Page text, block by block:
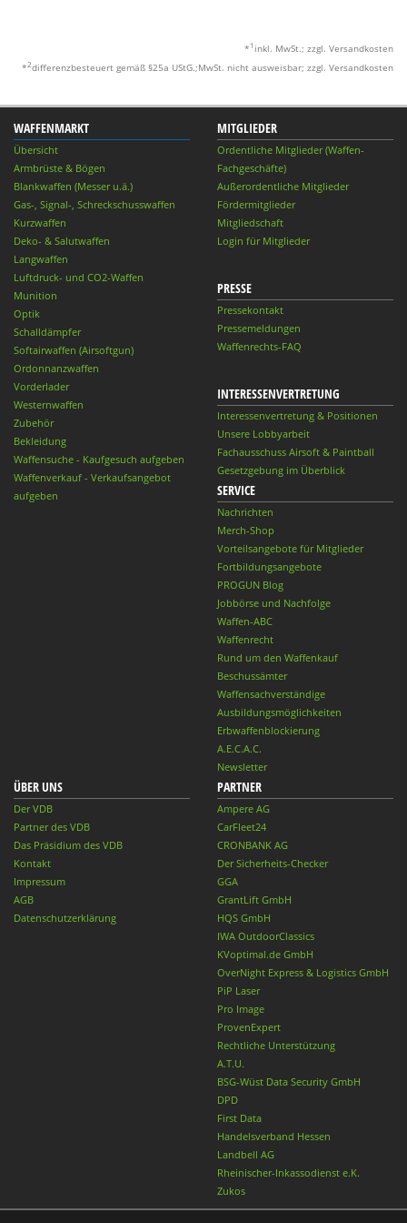
* 1 inkl. MwSt.; zzgl. Versandkosten
*2differenzbesteuert gemäß §25a UStG.;MwSt. nicht ausweisbar; zzgl. Versandkosten
WAFFENMARKT
Übersicht
Armbrüste & Bögen
Blankwaffen (Messer u.ä.)
Gas-, Signal-, Schreckschusswaffen
Kurzwaffen
Deko- & Salutwaffen
Langwaffen
Luftdruck- und CO2-Waffen
Munition
Optik
Schalldämpfer
Softairwaffen (Airsoftgun)
Ordonnanzwaffen
Vorderlader
Westernwaffen
Zubehör
Bekleidung
Waffensuche - Kaufgesuch aufgeben
Waffenverkauf - Verkaufsangebot
aufgeben
MITGLIEDER
Ordentliche Mitglieder (Waffen-
Fachgeschäfte)
Außerordentliche Mitglieder
Fördermitglieder
Mitgliedschaft
Login für Mitglieder
PRESSE
Pressekontakt
Pressemeldungen
Waffenrechts-FAQ
INTERESSENVERTRETUNG
Interessenvertretung & Positionen
Unsere Lobbyarbeit
Fachausschuss Airsoft & Paintball
Gesetzgebung im Überblick
SERVICE
Nachrichten
Merch-Shop
Vorteilsangebote für Mitglieder
Fortbildungsangebote
PROGUN Blog
Jobbörse und Nachfolge
Waffen-ABC
Waffenrecht
Rund um den Waffenkauf
Beschussämter
Waffensachverständige
Ausbildungsmöglichkeiten
Erbwaffenblockierung
A.E.C.A.C.
Newsletter
ÜBER UNS
Der VDB
Partner des VDB
Das Präsidium des VDB
Kontakt
Impressum
AGB
Datenschutzerklärung
PARTNER
Ampere AG
CarFleet24
CRONBANK AG
Der Sicherheits-Checker
GGA
GrantLift GmbH
HQS GmbH
IWA OutdoorClassics
KVoptimal.de GmbH
OverNight Express & Logistics GmbH
PiP Laser
Pro Image
ProvenExpert
Rechtliche Unterstützung
A.T.U.
BSG-Wüst Data Security GmbH
DPD
First Data
Handelsverband Hessen
Landbell AG
Rheinischer-Inkassodienst e.K.
Zukos